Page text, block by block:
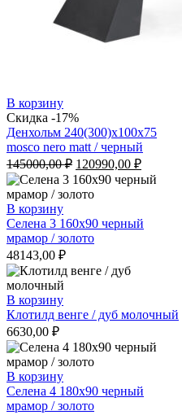
В корзину
Скидка -17%
Денхольм 240(300)х100х75
mosco nero matt / черный
145000,00₽ Первоначальная
цена
составляла
120990,00 ₽Текущая
цена:
В корзину
Селена 3 160х90 черный
мрамор / золото
48143,00 ₽
В корзину
Клотилд венге / дуб молочный
6630,00 ₽
В корзину
Селена 4 180х90 черный
мрамор / золото